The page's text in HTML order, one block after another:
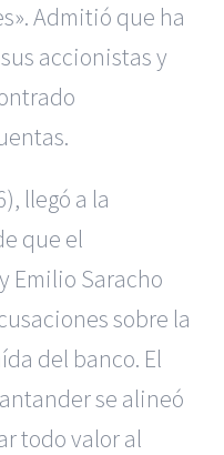
Admitió que ha
accionistas y
llegó a la
que el
Emilio Saracho
sobre la
del banco. El
se alineó
todo valor al